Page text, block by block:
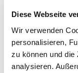
Diese Webseite
Wir verwenden
personalisieren,
zu können und die
analysieren.